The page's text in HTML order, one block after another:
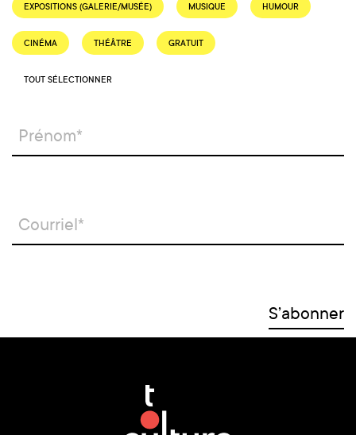
EXPOSITIONS (GALERIE/MUSÉE) MUSIQUE HUMOUR
CINÉMA THÉÂTRE GRATUIT
TOUT SÉLECTIONNER